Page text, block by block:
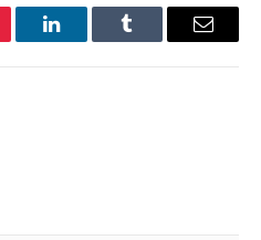
LinkedInTumblr Имэйл